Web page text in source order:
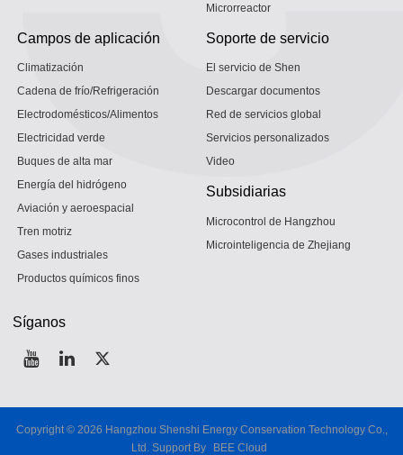
Microrreactor
Campos de aplicación
Climatización
Cadena de frío/Refrigeración
Electrodomésticos/Alimentos
Electricidad verde
Buques de alta mar
Energía del hidrógeno
Aviación y aeroespacial
Tren motriz
Gases industriales
Productos químicos finos
Soporte de servicio
El servicio de Shen
Descargar documentos
Red de servicios global
Servicios personalizados
Video
Subsidiarias
Microcontrol de Hangzhou
Microinteligencia de Zhejiang
Síganos
Copyright © 2026 Hangzhou Shenshi Energy Conservation Technology Co.,
Ltd. Support By BEE Cloud